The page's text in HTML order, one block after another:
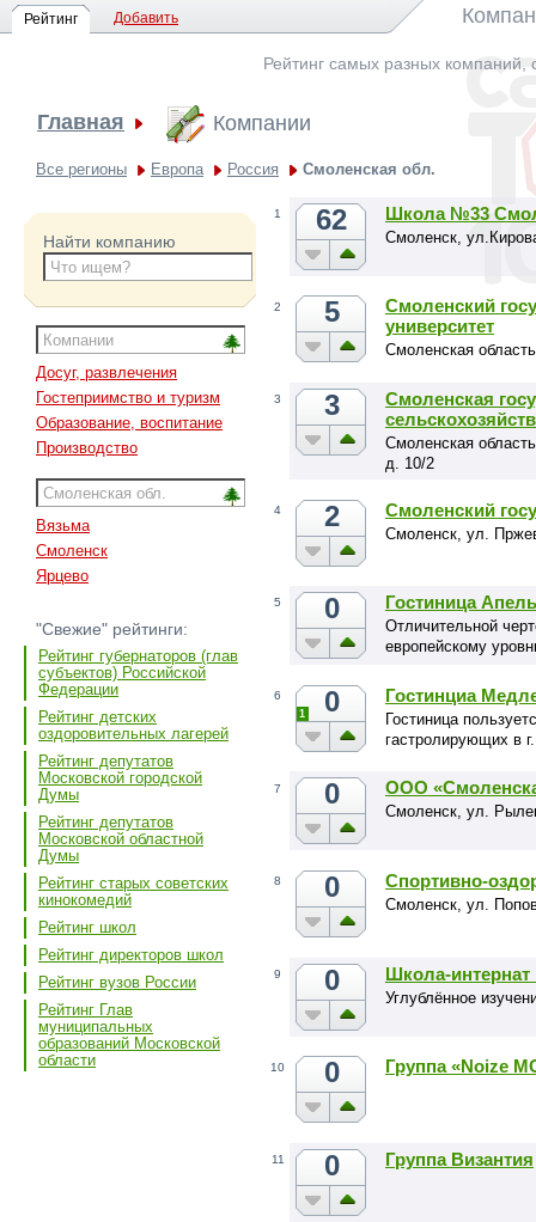
Рейтинг Добавить
Рейтинг самых разных компаний,
Главная Компании
Все регионы Европа Россия Смоленская обл.
Найти компанию
Досуг, развлечения
Гостеприимство и туризм
Образование, воспитание
Производство
Вязьма
Смоленск
Ярцево
"Свежие" рейтинги:
Рейтинг губернаторов (глав
субъектов) Российской
Федерации
Рейтинг детских
оздоровительных лагерей
Рейтинг депутатов
Московской городской
Думы
Рейтинг депутатов
Московской областной
Думы
Рейтинг старых советских
кинокомедий
Рейтинг школ
Рейтинг директоров школ
Рейтинг вузов России
Рейтинг Глав
муниципальных
образований Московской
области
1 62 Школа №33
Смоленск,
2 5
Смоленский
университет
Смоленская
3 3
Смоленская
Смоленская
д. 10/2
4 2 Смоленский
Смоленск, ул.
5 0 Гостиница
Отличительной
европейскому
6 0
1
Гостинциа
Гостиница
гастролирующих в
7 0 ООО
Смоленск, ул.
8 0 Спортивно-
Смоленск, ул.
9 0 Школа-
Углублённое
10 0 Группа «Noize
11 0 Группа Византия